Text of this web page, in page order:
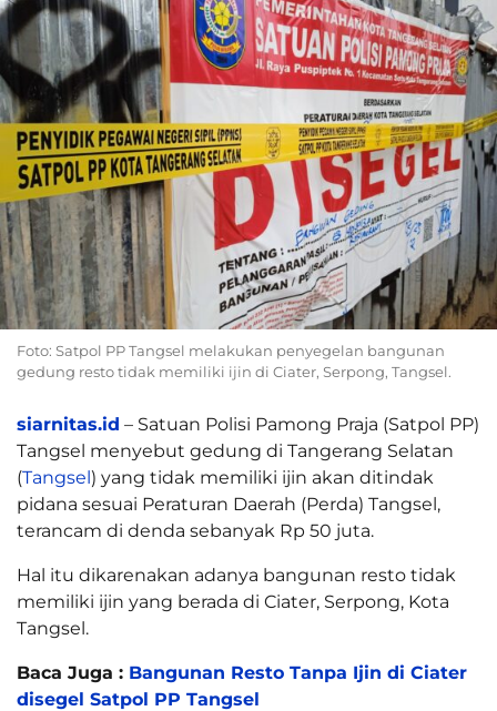
Foto: Satpol PP Tangsel melakukan penyegelan bangunan
gedung resto tidak memiliki ijin di Ciater, Serpong, Tangsel.
siarnitas.id – Satuan Polisi Pamong Praja (Satpol PP)
Tangsel menyebut gedung di Tangerang Selatan
(Tangsel) yang tidak memiliki ijin akan ditindak
pidana sesuai Peraturan Daerah (Perda) Tangsel,
terancam di denda sebanyak Rp 50 juta.
Hal itu dikarenakan adanya bangunan resto tidak
memiliki ijin yang berada di Ciater, Serpong, Kota
Tangsel.
Baca Juga : Bangunan Resto Tanpa Ijin di Ciater
disegel Satpol PP Tangsel